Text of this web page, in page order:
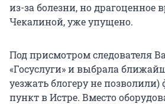
из-за болезни, но драгоценное
Чекалиной, уже упущено.
Под присмотром следователя
«Госуслуги» и выбрала
уезжать блогеру не
пункт в Истре. Вместо